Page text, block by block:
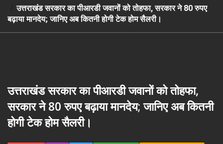
उत्तराखंड सरकार का पीआरडी जवानों को तोहफा, सरकार ने 80 रुपए
बढ़ाया मानदेय; जानिए अब कितनी होगी टेक होम सैलरी।
उत्तराखंड सरकार का पीआरडी जवानों को तोहफा,
सरकार ने 80 रुपए बढ़ाया मानदेय; जानिए अब कितनी
होगी टेक होम सैलरी।